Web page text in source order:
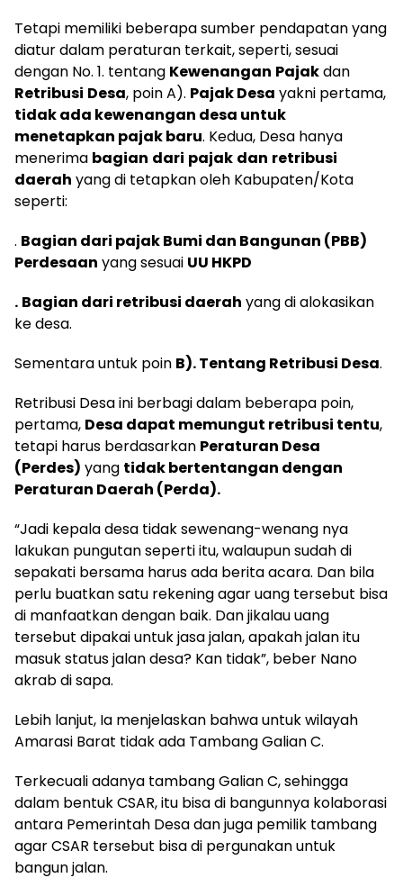
Tetapi memiliki beberapa sumber pendapatan yang
diatur dalam peraturan terkait, seperti, sesuai
dengan No. 1. tentang Kewenangan Pajakdan
Retribusi Desa, poin A). Pajak Desa yakni pertama,
tidak ada kewenangan desa untuk
menetapkan pajak baru. Kedua, Desa hanya
menerima bagian dari pajak dan retribusi
daerah yang di tetapkan oleh Kabupaten/Kota
seperti:
. Bagian dari pajak Bumi dan Bangunan (PBB)
Perdesaan yang sesuai UU HKPD
. Bagian dari retribusi daerah yang di alokasikan
ke desa.
Sementara untuk poin B). Tentang Retribusi Desa.
Retribusi Desa ini berbagi dalam beberapa poin,
pertama, Desa dapat memungut retribusi tentu,
tetapi harus berdasarkan Peraturan Desa
(Perdes) yang tidak bertentangan dengan
Peraturan Daerah (Perda).
“Jadi kepala desa tidak sewenang-wenang nya
lakukan pungutan seperti itu, walaupun sudah di
sepakati bersama harus ada berita acara. Dan bila
perlu buatkan satu rekening agar uang tersebut bisa
di manfaatkan dengan baik. Dan jikalau uang
tersebut dipakai untuk jasa jalan, apakah jalan itu
masuk status jalan desa? Kan tidak”, beber Nano
akrab di sapa.
Lebih lanjut, Ia menjelaskan bahwa untuk wilayah
Amarasi Barat tidak ada Tambang Galian C.
Terkecuali adanya tambang Galian C, sehingga
dalam bentuk CSAR, itu bisa di bangunnya kolaborasi
antara Pemerintah Desa dan juga pemilik tambang
agar CSAR tersebut bisa di pergunakan untuk
bangun jalan.